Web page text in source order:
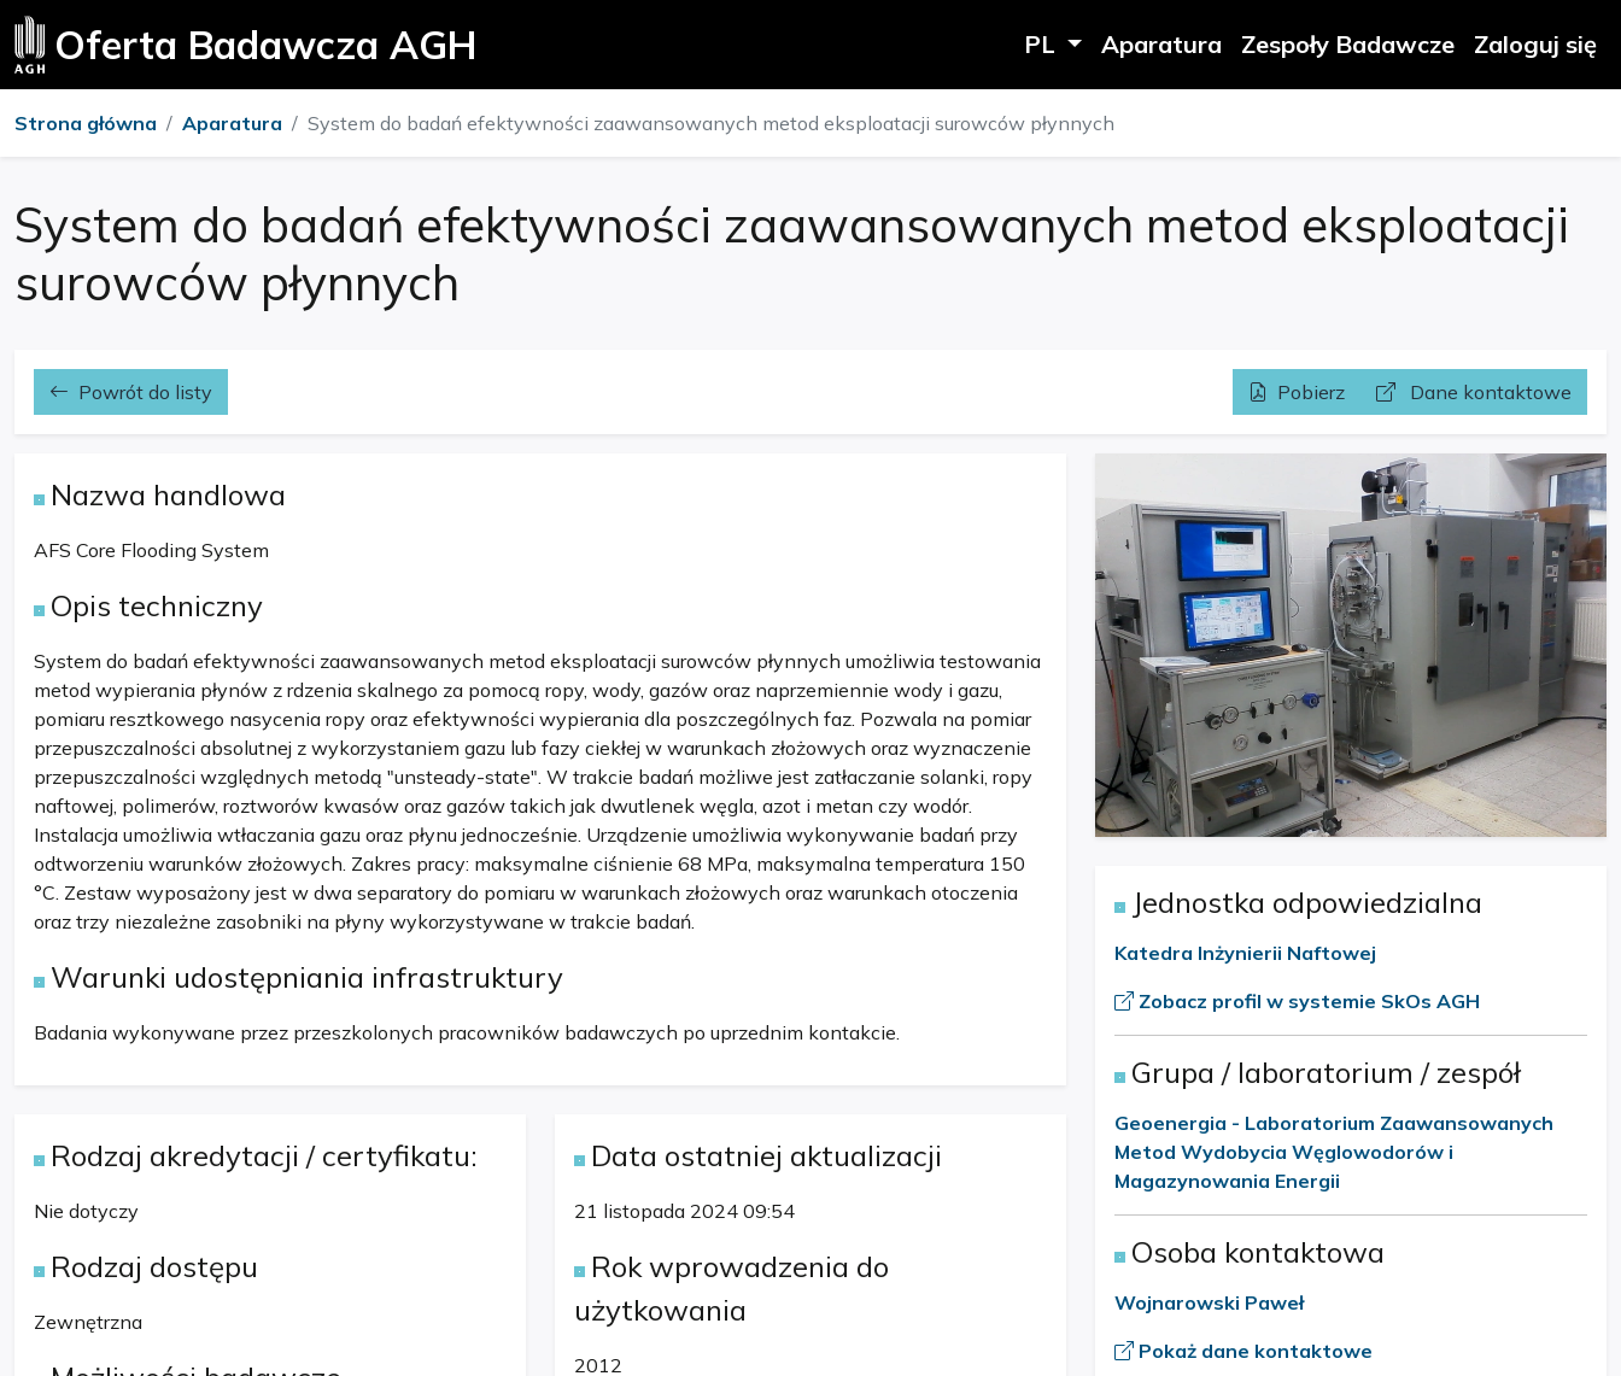
Oferta Badawcza AGH PL Aparatura Zespoły Badawcze Zaloguj się
Strona główna Aparatura System do badań efektywności zaawansowanych metod eksploatacji surowców płynnych
System do badań efektywności zaawansowanych metod eksploatacji
surowców płynnych
Powrót do listy Pobierz Dane kontaktowe
Nazwa handlowa
AFS Core Flooding System
Opis techniczny
System do badań efektywności zaawansowanych metod eksploatacji surowców płynnych umożliwia testowania
metod wypierania płynów z rdzenia skalnego za pomocą ropy, wody, gazów oraz naprzemiennie wody i gazu,
pomiaru resztkowego nasycenia ropy oraz efektywności wypierania dla poszczególnych faz. Pozwala na pomiar
przepuszczalności absolutnej z wykorzystaniem gazu lub fazy ciekłej w warunkach złożowych oraz wyznaczenie
przepuszczalności względnych metodą "unsteady-state". W trakcie badań możliwe jest zatłaczanie solanki, ropy
naftowej, polimerów, roztworów kwasów oraz gazów takich jak dwutlenek węgla, azot i metan czy wodór.
Instalacja umożliwia wtłaczania gazu oraz płynu jednocześnie. Urządzenie umożliwia wykonywanie badań przy
odtworzeniu warunków złożowych. Zakres pracy: maksymalne ciśnienie 68 MPa, maksymalna temperatura 150
°C. Zestaw wyposażony jest w dwa separatory do pomiaru w warunkach złożowych oraz warunkach otoczenia
oraz trzy niezależne zasobniki na płyny wykorzystywane w trakcie badań.
Warunki udostępniania infrastruktury
Badania wykonywane przez przeszkolonych pracowników badawczych po uprzednim kontakcie.
Rodzaj akredytacji / certyfikatu:
Nie dotyczy
Rodzaj dostępu
Zewnętrzna
Data ostatniej aktualizacji
21 listopada 2024 09:54
Rok wprowadzenia do
użytkowania
2012
Jednostka odpowiedzialna
Katedra Inżynierii Naftowej
Zobacz profil w systemie SkOs AGH
Grupa / laboratorium / zespół
Geoenergia - Laboratorium Zaawansowanych
Metod Wydobycia Węglowodorów i
Magazynowania Energii
Osoba kontaktowa
Wojnarowski Paweł
Pokaż dane kontaktowe